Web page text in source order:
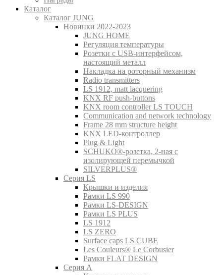
Каталог
Каталог JUNG
Новинки 2022-2023
JUNG HOME
Регуляция температуры
Розетки с USB-интерфейсом,
настоящий металл
Накладка на роторный механизм
Radio transmitters
LS 1912, matt lacquering
KNX RF push-buttons
KNX room controller LS TOUCH
Communication and network technology
Frame 28 mm structure height
KNX LED-контроллер
Plug & Light
SCHUKO®-розетка, 2-ная с
изолирующей перемычкой
SILVERPLUS®
Серия LS
Крышки и изделия
Рамки LS 990
Рамки LS-DESIGN
Рамки LS PLUS
LS 1912
LS ZERO
Surface caps LS CUBE
Les Couleurs® Le Corbusier
Рамки FLAT DESIGN
Серия A